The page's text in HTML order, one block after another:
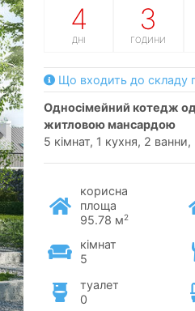
4
ДНІ
3
ГОДИНИ
Що входить до складу
односімейний котедж одноповерховий з
житловою мансардою
5 кімнат, 1 кухня, 2
корисна
площа
95.78 м2
кімнат
5
туалет
0